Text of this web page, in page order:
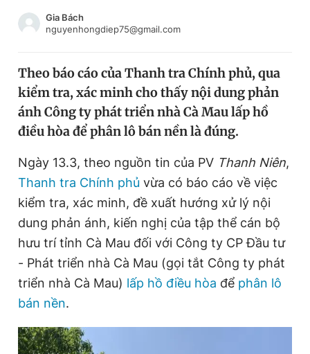
Chào ngày mới
Video Magazine
Sản phẩm khác
Tiện ích Bạn cần biết
Thông tin tòa soạn Liên hệ quảng cáo
Đọc Thanh Niên trên điện thoại
Đăng xuất
Gia Bách
nguyenhongdiep75@gmail.com
Theo báo cáo của Thanh tra Chính phủ, qua
kiểm tra, xác minh cho thấy nội dung phản
ánh Công ty phát triển nhà Cà Mau lấp hồ
điều hòa để phân lô bán nền là đúng.
Ngày 13.3, theo nguồn tin của PV Thanh Niên,
Thanh tra Chính phủ vừa có báo cáo về việc
kiểm tra, xác minh, đề xuất hướng xử lý nội
dung phản ánh, kiến nghị của tập thể cán bộ
hưu trí tỉnh Cà Mau đối với Công ty CP Đầu tư
- Phát triển nhà Cà Mau (gọi tắt Công ty phát
triển nhà Cà Mau) lấp hồ điều hòa để phân lô
bán nền.